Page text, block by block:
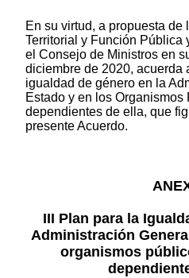
En su virtud, a propuesta de
Territorial y Función Pública
el Consejo de Ministros en
diciembre de 2020, acuerda
igualdad de género en la
Estado y en los
dependientes de ella, que
presente Acuerdo.
III Plan para la
Administración
organismos